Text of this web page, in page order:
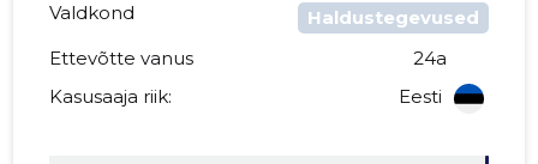
Valdkond
Haldustegevused
Ettevõtte vanus
24a
Kasusaaja riik:
Eesti